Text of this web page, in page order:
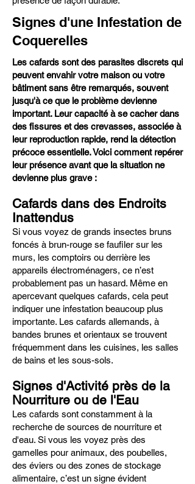
Signes d'une Infestation de
Coquerelles
Les cafards sont des parasites discrets qui
peuvent envahir votre maison ou votre
bâtiment sans être remarqués, souvent
jusqu'à ce que le problème devienne
important. Leur capacité à se cacher dans
des fissures et des crevasses, associée à
leur reproduction rapide, rend la détection
précoce essentielle. Voici comment repérer
leur présence avant que la situation ne
devienne plus grave :
Cafards dans des Endroits
Inattendus
Si vous voyez de grands insectes bruns
foncés à brun-rouge se faufiler sur les
murs, les comptoirs ou derrière les
appareils électroménagers, ce n’est
probablement pas un hasard. Même en
apercevant quelques cafards, cela peut
indiquer une infestation beaucoup plus
importante. Les cafards allemands, à
bandes brunes et orientaux se trouvent
fréquemment dans les cuisines, les salles
de bains et les sous-sols.
Signes d'Activité près de la
Nourriture ou de l'Eau
Les cafards sont constamment à la
recherche de sources de nourriture et
d'eau. Si vous les voyez près des
gamelles pour animaux, des poubelles,
des éviers ou des zones de stockage
alimentaire, c’est un signe évident